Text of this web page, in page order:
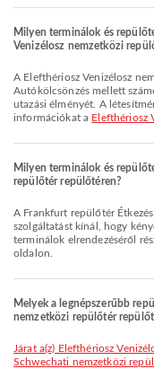
Milyen terminálok és
Venizélosz nemzetközi
A Elefthériosz Venizélosz nemzetközi repülőtér Banki szolgáltatás/ATM, Taxi,
Autókölcsönzés mellett
utazási élményét. A
információkat a Elefthériosz
Milyen terminálok és
repülőtér repülőtéren?
A Frankfurt repülőtér Étkezés, Várakozótér, Autókölcsönzés-t és számos egyéb
szolgáltatást kínál, hogy
terminálok elrendezéséről
oldalon.
Melyek a legnépszerűbb
nemzetközi repülőtér
járat a(z) Elefthériosz Venizélosz nemzetközi repülőtér repülőtérről a(z) Bécs
Schwechati nemzetközi